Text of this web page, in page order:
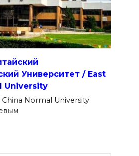
Университет / East
University
Normal University